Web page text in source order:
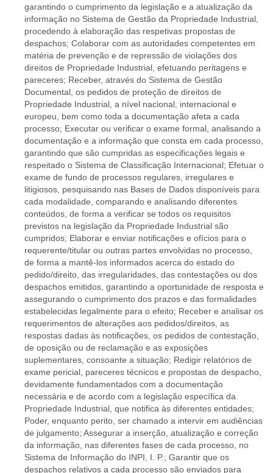
garantindo o cumprimento da legislação e a atualização da
informação no Sistema de Gestão da Propriedade Industrial,
procedendo à elaboração das respetivas propostas de
despachos; Colaborar com as autoridades competentes em
matéria de prevenção e de repressão de violações dos
direitos de Propriedade Industrial, efetuando peritagens e
pareceres; Receber, através do Sistema de Gestão
Documental, os pedidos de proteção de direitos de
Propriedade Industrial, a nível nacional, internacional e
europeu, bem como toda a documentação afeta a cada
processo; Executar ou verificar o exame formal, analisando a
documentação e a informação que consta em cada processo,
garantindo que são cumpridas as especificações legais e
respeitado o Sistema de Classificação Internacional; Efetuar o
exame de fundo de processos regulares, irregulares e
litigiosos, pesquisando nas Bases de Dados disponíveis para
cada modalidade, comparando e analisando diferentes
conteúdos, de forma a verificar se todos os requisitos
previstos na legislação da Propriedade Industrial são
cumpridos; Elaborar e enviar notificações e ofícios para o
requerente/titular ou outras partes envolvidas no processo,
de forma a mantê-los informados acerca do estado do
pedido/direito, das irregularidades, das contestações ou dos
despachos emitidos, garantindo a oportunidade de resposta e
assegurando o cumprimento dos prazos e das formalidades
estabelecidas legalmente para o efeito; Receber e analisar os
requerimentos de alterações aos pedidos/direitos, as
respostas dadas às notificações, os pedidos de contestação,
de oposição ou de reclamação e as exposições
suplementares, consoante a situação; Redigir relatórios de
exame pericial, pareceres técnicos e propostas de despacho,
devidamente fundamentados com a documentação
necessária e de acordo com a legislação específica da
Propriedade Industrial, que notifica às diferentes entidades;
Poder, enquanto perito, ser chamado a intervir em audiências
de julgamento; Assegurar a inserção, atualização e correção
da informação, nas diferentes fases de cada processo, no
Sistema de Informação do INPI, I. P.; Garantir que os
despachos relativos a cada processo são enviados para